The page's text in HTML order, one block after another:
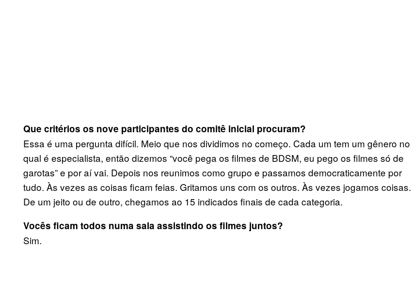
Que critérios os nove participantes do comitê inicial procuram?
Essa é uma pergunta difícil. Meio que nos dividimos no começo. Cada um tem um gênero no
qual é especialista, então dizemos “você pega os filmes de BDSM, eu pego os filmes só de
garotas” e por aí vai. Depois nos reunimos como grupo e passamos democraticamente por
tudo. Às vezes as coisas ficam feias. Gritamos uns com os outros. Às vezes jogamos coisas.
De um jeito ou de outro, chegamos ao 15 indicados finais de cada categoria.
Vocês ficam todos numa sala assistindo os filmes juntos?
Sim.